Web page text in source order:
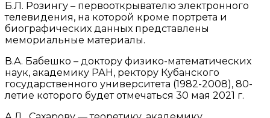
Б.Л. Розингу – первооткрывателю электронного
телевидения, на которой кроме портрета и
биографических данных представлены
мемориальные материалы.
В.А. Бабешко – доктору физико-математических
наук, академику РАН, ректору Кубанского
государственного университета (1982-2008), 80-
летие которого будет отмечаться 30 мая 2021 г.